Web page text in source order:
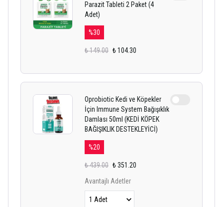
Parazit Tableti 2 Paket (4
Adet)
%30
₺ 149.00 ₺ 104.30
Oprobiotic Kedi ve Köpekler
İçin Immune System Bağışıklık
Damlası 50ml (KEDİ KÖPEK
BAĞIŞIKLIK DESTEKLEYİCİ)
%20
₺ 439.00 ₺ 351.20
Avantajlı Adetler